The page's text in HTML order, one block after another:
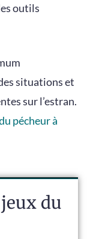
outils
situations et
sur l’estran.
pécheur à
du